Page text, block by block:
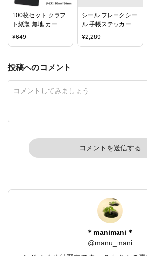
100枚セット クラフ
ト紙製 無地 カード
荷札 メッセージカー
¥649
シール フレークシー
ル 手帳ステッカー
和紙ステッカー 貼れ
る 紙素材 可愛い お
¥2,289
投稿へのコメント
コメントを送信する
＊manimani＊
@manu_mani